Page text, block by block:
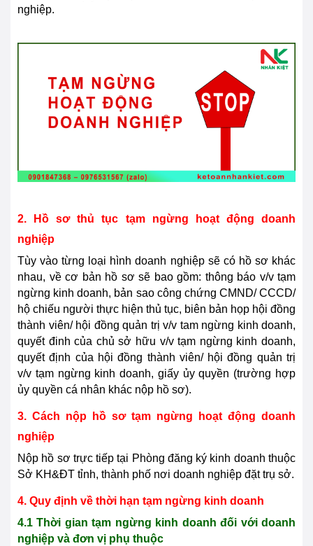
nghiệp.
2. Hồ sơ thủ tục tạm ngừng hoạt động doanh
nghiệp
Tùy vào từng loại hình doanh nghiệp sẽ có hồ sơ khác
nhau, về cơ bản hồ sơ sẽ bao gồm: thông báo v/v tạm
ngừng kinh doanh, bản sao công chứng CMND/ CCCD/
hộ chiếu người thực hiện thủ tục, biên bản họp hội đồng
thành viên/ hội đồng quản trị v/v tam ngừng kinh doanh,
quyết đinh của chủ sở hữu v/v tạm ngừng kinh doanh,
quyết định của hội đồng thành viên/ hội đồng quản trị
v/v tạm ngừng kinh doanh, giấy ủy quyền (trường hợp
ủy quyền cá nhân khác nộp hồ sơ).
3. Cách nộp hồ sơ tạm ngừng hoạt động doanh
nghiệp
Nộp hồ sơ trực tiếp tại Phòng đăng ký kinh doanh thuộc
Sở KH&ĐT tỉnh, thành phố nơi doanh nghiệp đặt trụ sở.
4. Quy định về thời hạn tạm ngừng kinh doanh
4.1 Thời gian tạm ngừng kinh doanh đối với doanh
nghiệp và đơn vị phụ thuộc